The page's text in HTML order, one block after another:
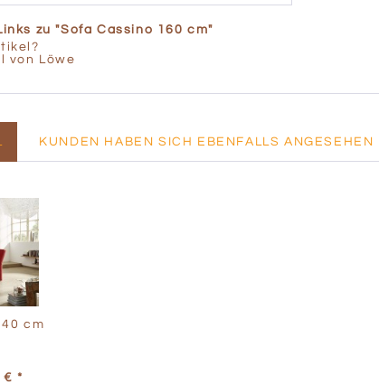
zu "Sofa Cassino 160 cm"
von Löwe
KUNDEN HABEN SICH EBENFALLS ANGESEHEN
cm
€ *